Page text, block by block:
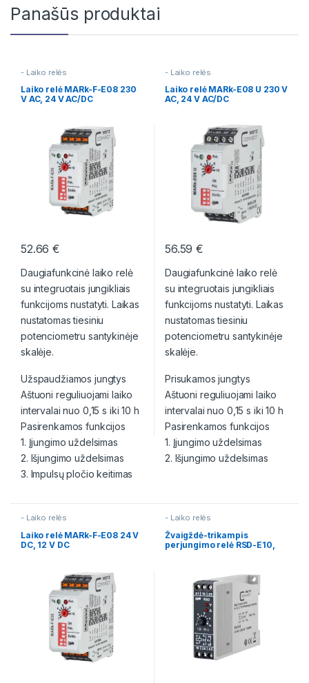
Panašūs produktai
- Laiko relės
Laiko relė MARk-F-E08 230
V AC, 24 V AC/DC
52.66€
Daugiafunkcinė laiko relė
su integruotais jungikliais
funkcijoms nustatyti. Laikas
nustatomas tiesiniu
potenciometru santykinėje
skalėje.
Užspaudžiamos jungtys
Aštuoni reguliuojami laiko
intervalai nuo 0,15 s iki 10 h
Pasirenkamos funkcijos
1. Įjungimo uždelsimas
2. Išjungimo uždelsimas
3. Impulsų pločio keitimas
- Laiko relės
Laiko relė MARk-E08 U 230 V
AC, 24 V AC/DC
56.59€
Daugiafunkcinė laiko relė
su integruotais jungikliais
funkcijoms nustatyti. Laikas
nustatomas tiesiniu
potenciometru santykinėje
skalėje.
Prisukamos jungtys
Aštuoni reguliuojami laiko
intervalai nuo 0,15 s iki 10 h
Pasirenkamos funkcijos
1. Įjungimo uždelsimas
2. Išjungimo uždelsimas
- Laiko relės
Laiko relė MARk-F-E08 24 V
DC, 12 V DC
- Laiko relės
Žvaigždė-trikampis
perjungimo relė RSD-E10,